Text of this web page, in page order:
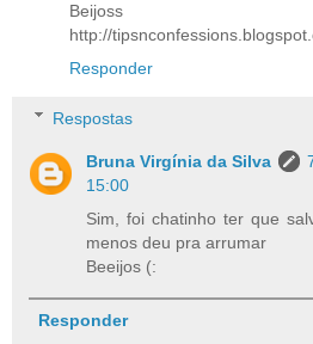
Beijoss
http://
Responder
Respostas
Bruna Virgínia da Silva
15:00
Sim, foi chatinho ter que
menos deu pra arrumar
Beeijos (:
Responder